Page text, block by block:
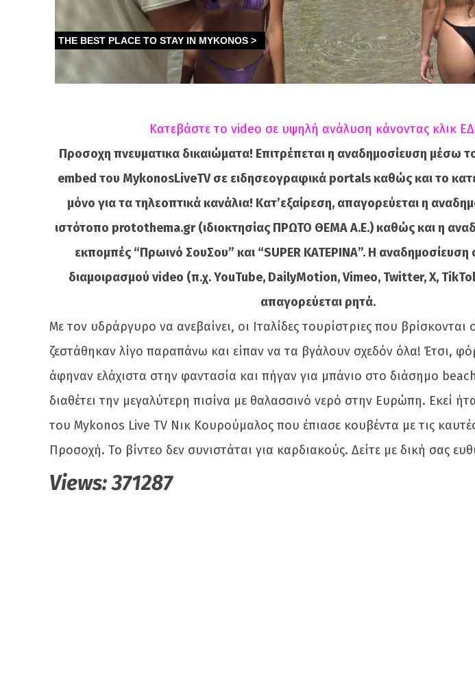
Κατεβάστε το video σε υψηλή ανάλυση κάνοντας κλικ
Προσοχη πνευματικα δικαιώματα! Επιτρέπεται η αναδημοσίευση μέσω
embed του MykonosLiveTV σε ειδησεογραφικά portals καθώς και το
μόνο για τα τηλεοπτικά κανάλια! Κατ’εξαίρεση, απαγορεύεται η
ιστότοπο protothema.gr (ιδιοκτησίας ΠΡΩΤΟ ΘΕΜΑ A.E.) καθώς και η
εκπομπές “Πρωινό ΣουΣου” και “SUPER ΚΑΤΕΡΙΝΑ”. Η
διαμοιρασμού video (π.χ. YouTube, DailyMotion, Vimeo, Twitter, X,
απαγορεύεται ρητά.
Με τον υδράργυρο να ανεβαίνει, οι Ιταλίδες τουρίστριες που
ζεστάθηκαν λίγο παραπάνω και είπαν να τα βγάλουν σχεδόν όλα! Έτσι,
άφηναν ελάχιστα στην φαντασία και πήγαν για μπάνιο στο διάσημο
διαθέτει την μεγαλύτερη πισίνα με θαλασσινό νερό στην Ευρώπη. Εκεί
του Mykonos Live TV Νικ Κουρούμαλος που έπιασε κουβέντα με τις καυτές
Προσοχή. To βίντεο δεν συνιστάται για καρδιακούς. Δείτε με δική σας
Views:371287